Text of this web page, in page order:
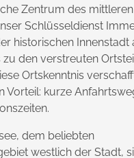
Zentrum des mittleren
Schlüsseldienst
historischen Innenstadt
zu den verstreuten
Ortskenntnis
Vorteil: kurze
dem beliebten
westlich der Stadt,